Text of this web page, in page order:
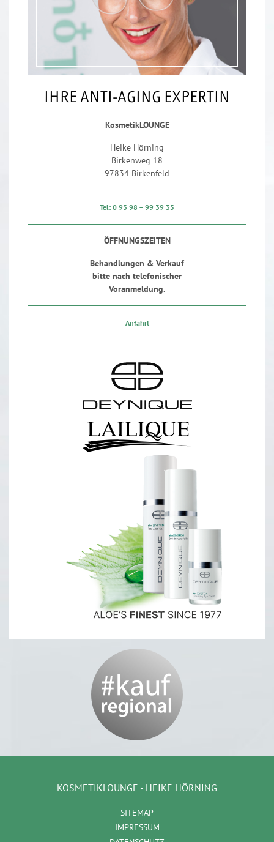
IHRE ANTI-AGING EXPERTIN
KosmetikLOUNGE
Heike Hörning
Birkenweg 18
97834 Birkenfeld
Tel: 0 93 98 – 99 39 35
ÖFFNUNGSZEITEN
Behandlungen & Verkauf
bitte nach telefonischer
Voranmeldung.
Anfahrt
KOSMETIKLOUNGE - HEIKE HÖRNING
SITEMAP
IMPRESSUM